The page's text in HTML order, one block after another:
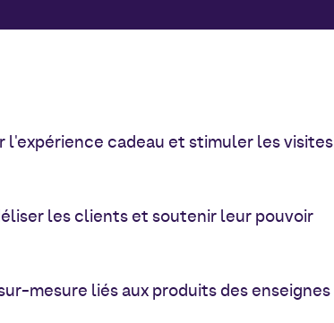
cadeau et stimuler les visites
les clients et soutenir leur pouvoir
mesure liés aux produits des enseignes